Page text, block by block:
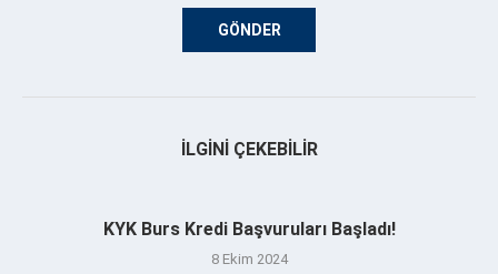
İLGINI ÇEKEBILIR
KYK Burs Kredi Başvuruları Başladı!
8 Ekim 2024